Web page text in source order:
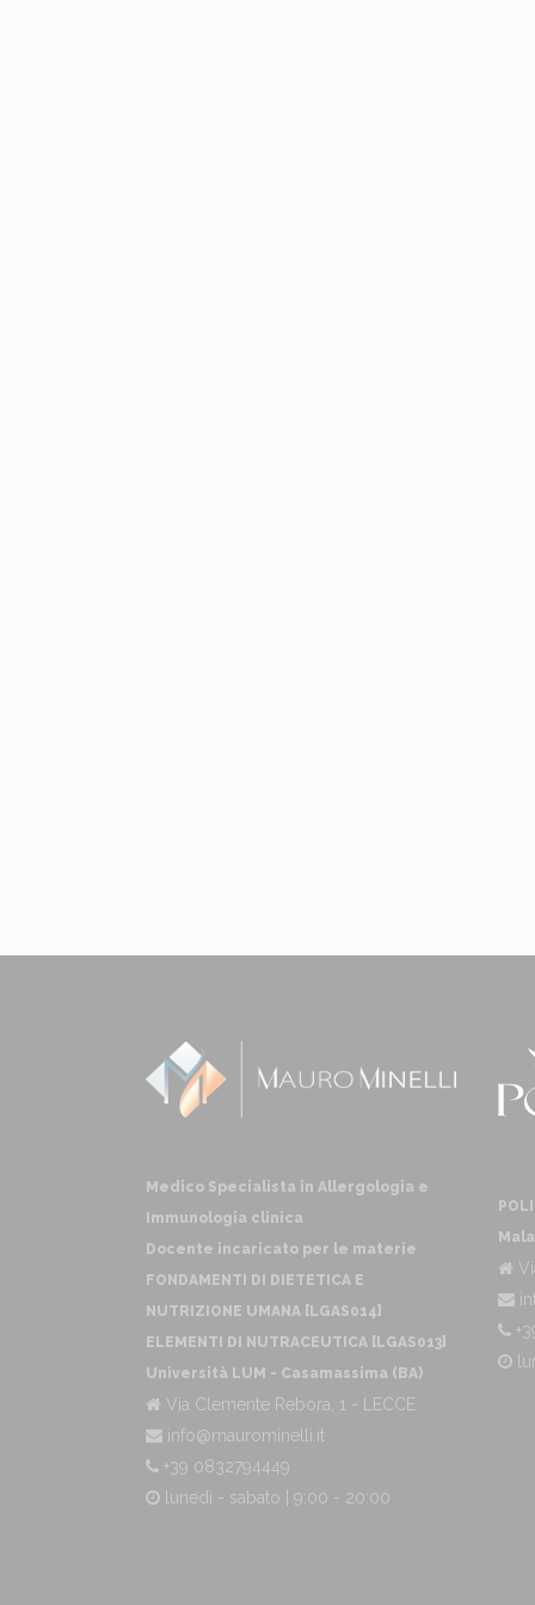
Medico Specialista in Allergologia e
Immunologia clinica
Docente incaricato per le materie
FONDAMENTI DI DIETETICA E
NUTRIZIONE UMANA [LGAS014]
ELEMENTI DI NUTRACEUTICA [LGAS013]
Università LUM - Casamassima (BA)
Via Clemente Rebora, 1 - LECCE
info@maurominelli.it
+39 0832794449
lunedì - sabato | 9:00 - 20:00